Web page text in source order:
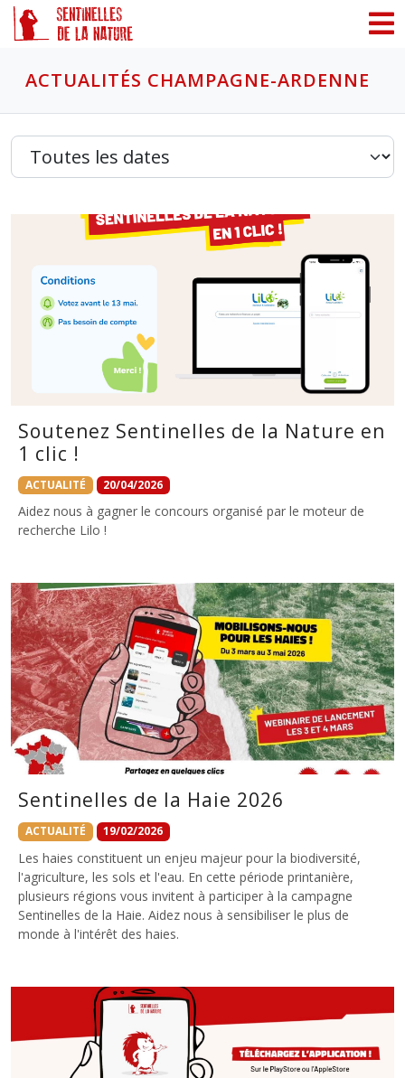
ACTUALITÉS CHAMPAGNE-ARDENNE
Soutenez Sentinelles de la Nature en
1 clic !
ACTUALITÉ 20/04/2026
Aidez nous à gagner le concours organisé par le moteur de
recherche Lilo !
Sentinelles de la Haie 2026
ACTUALITÉ 19/02/2026
Les haies constituent un enjeu majeur pour la biodiversité,
l'agriculture, les sols et l'eau. En cette période printanière,
plusieurs régions vous invitent à participer à la campagne
Sentinelles de la Haie. Aidez nous à sensibiliser le plus de
monde à l'intérêt des haies.
Panneau de gestion des cookies